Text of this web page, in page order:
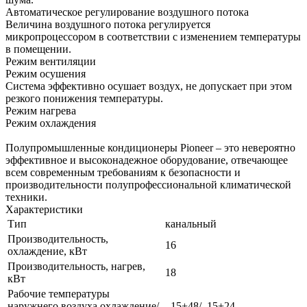
Автоматическое регулирование воздушного потока
Величина воздушного потока регулируется
микропроцессором в соответствии с изменением температуры
в помещении.
Режим вентиляции
Режим осушения
Система эффективно осушает воздух, не допускает при этом
резкого понижения температуры.
Режим нагрева
Режим охлаждения
Полупромышленные кондиционеры Pioneer – это невероятно
эффективное и высоконадежное оборудование, отвечающее
всем современным требованиям к безопасности и
производительности полупрофессиональной климатической
техники.
Характеристики
Тип
канальный
Производительность,
охлаждение, кВт
16
Производительность, нагрев,
кВт
18
Рабочие температуры